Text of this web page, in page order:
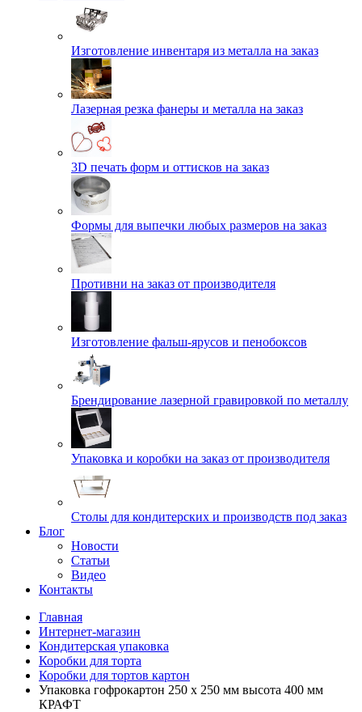
Изготовление инвентаря из металла на заказ
Лазерная резка фанеры и металла на заказ
3D печать форм и оттисков на заказ
Формы для выпечки любых размеров на заказ
Противни на заказ от производителя
Изготовление фальш-ярусов и пенобоксов
Брендирование лазерной гравировкой по металлу
Упаковка и коробки на заказ от производителя
Cтолы для кондитерских и производств под заказ
Блог
Новости
Статьи
Видео
Контакты
Главная
Интернет-магазин
Кондитерская упаковка
Коробки для торта
Коробки для тортов картон
Упаковка гофрокартон 250 х 250 мм высота 400 мм
КРАФТ